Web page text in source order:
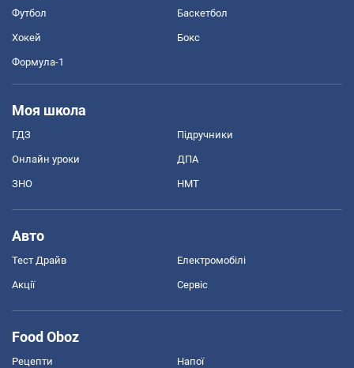
Футбол Баскетбол
Хокей Бокс
Формула-1
Моя школа
ГДЗ Підручники
Онлайн уроки ДПА
ЗНО НМТ
Авто
Тест Драйв Електромобілі
Акції Сервіс
Food Oboz
Рецепти Напої